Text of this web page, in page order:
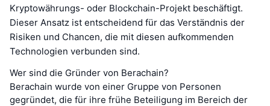
Kryptowährungs- oder Blockchain-Projekt beschäftigt.
Dieser Ansatz ist entscheidend für das Verständnis der
Risiken und Chancen, die mit diesen aufkommenden
Technologien verbunden sind.
Wer sind die Gründer von Berachain?
Berachain wurde von einer Gruppe von Personen
gegründet, die für ihre frühe Beteiligung im Bereich der